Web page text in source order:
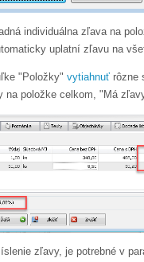
individuálna zľava na
uplatní zľavu na
"Položky" vytiahnuť rôzne
položke celkom, "Má
zľavy, je potrebné v